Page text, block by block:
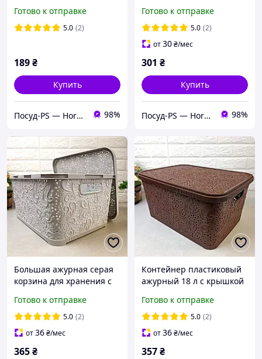
Готово к отправке
5.0 (2)
189₴
Купить
Посуд-PS — Horeca Посуда Подарки 98%
Готово к отправке
5.0 (2)
от30₴/мес
301 ₴
Купить
Посуд-PS — Horeca Посуда Подарки 98%
Большая ажурная серая
корзина для хранения с
Готово к отправке
5.0 (2)
от36₴/мес
365₴
Контейнер пластиковый
ажурный 18 л с крышкой
хранения вещей
Готово к отправке
5.0 (2)
от36₴/мес
357₴